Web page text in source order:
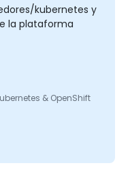
kubernetes y
& OpenShift